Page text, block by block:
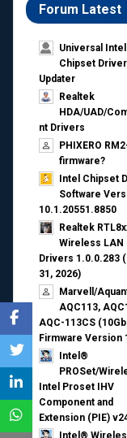
Forum Latest
Universal Intel
Chipset
Updater​
Realtek
HDA/UAD/
nt Drivers
PHIXERO
firmware?
Intel Chipset
Software
10.1.20551.8850
Realtek
Wireless LAN
Drivers 1.0.0.283
31, 2026)
Marvell/
AQC113,
AQC-113CS
Firmware Version
Intel®
PROSet/
Intel Proset IHV
Component and
Extension (PIE)